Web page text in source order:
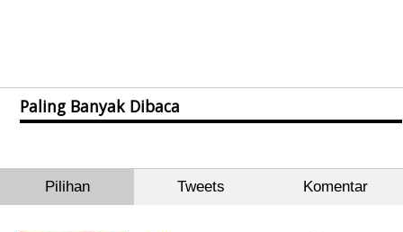
Paling Banyak Dibaca
Pilihan Tweets Komentar